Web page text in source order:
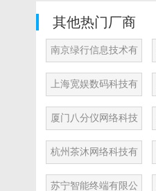
其他热门厂商
南京绿行信息技术有
限公司
上海宽娱数码科技有
限公司
厦门八分仪网络科技
有限公司
杭州茶沐网络科技有
限公司
苏宁智能终端有限公